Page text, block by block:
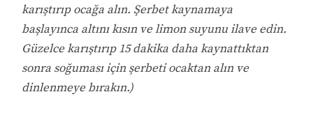
karıştırıp ocağa alın. Şerbet kaynamaya
başlayınca altını kısın ve limon suyunu ilave edin.
Güzelce karıştırıp 15 dakika daha kaynattıktan
sonra soğuması için şerbeti ocaktan alın ve
dinlenmeye bırakın.)